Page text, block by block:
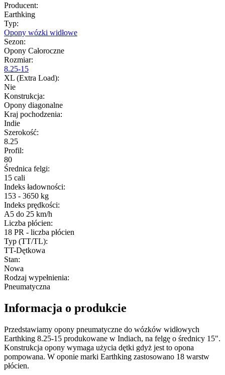
Producent:
Earthking
Typ:
Opony wózki widłowe
Sezon:
Opony Całoroczne
Rozmiar:
8.25-15
XL (Extra Load):
Nie
Konstrukcja:
Opony diagonalne
Kraj pochodzenia:
Indie
Szerokość:
8.25
Profil:
80
Średnica felgi:
15 cali
Indeks ładowności:
153 - 3650 kg
Indeks prędkości:
A5 do 25 km/h
Liczba płócien:
18 PR - liczba płócien
Typ (TT/TL):
TT-Dętkowa
Stan:
Nowa
Rodzaj wypełnienia:
Pneumatyczna
Informacja o produkcie
Przedstawiamy opony pneumatyczne do wózków widłowych
Earthking 8.25-15 produkowane w Indiach, na felgę o średnicy 15".
Konstrukcja opony wymaga użycia dętki gdyż jest to opona
pompowana. W oponie marki Earthking zastosowano 18 warstw
płócien.